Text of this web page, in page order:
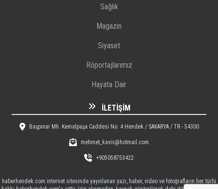
Sağlık
Magazin
Siyaset
Röportajlarımız
Hayata Dair
İLETIŞIM
Başpınar Mh. Kemalpaşa Caddesi No: 4 Hendek / SAKARYA / TR - 54300
mehmet_kavis@hotmail.com
+905058753422
haberhendek.com internet sitesinde yayınlanan yazı, haber, video ve fotoğrafların her türlü